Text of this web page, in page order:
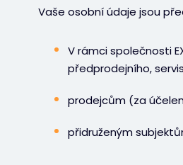
Vaše osobní údaje jsou
V rámci společnosti
předprodejního,
prodejcům (za
přidruženým